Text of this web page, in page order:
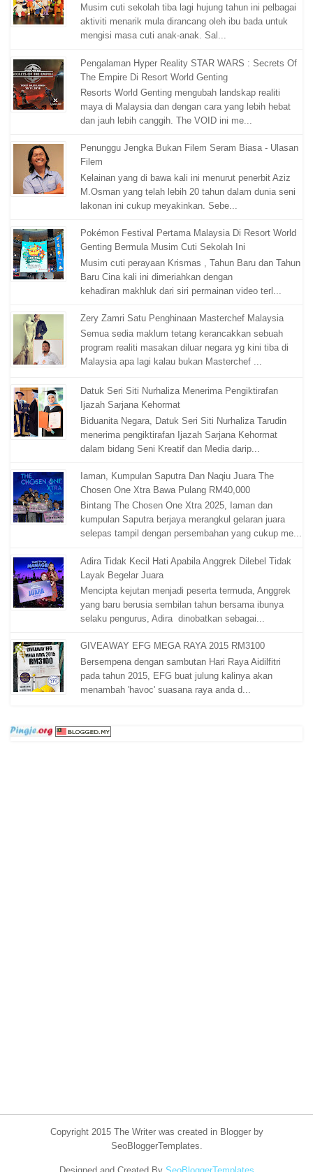
Musim cuti sekolah tiba lagi hujung tahun ini pelbagai
aktiviti menarik mula dirancang oleh ibu bada untuk
mengisi masa cuti anak-anak. Sal...
Pengalaman Hyper Reality STAR WARS : Secrets Of
The Empire Di Resort World Genting
Resorts World Genting mengubah landskap realiti
maya di Malaysia dan dengan cara yang lebih hebat
dan jauh lebih canggih. The VOID ini me...
Penunggu Jengka Bukan Filem Seram Biasa - Ulasan
Filem
Kelainan yang di bawa kali ini menurut penerbit Aziz
M.Osman yang telah lebih 20 tahun dalam dunia seni
lakonan ini cukup meyakinkan. Sebe...
Pokémon Festival Pertama Malaysia Di Resort World
Genting Bermula Musim Cuti Sekolah Ini
Musim cuti perayaan Krismas , Tahun Baru dan Tahun
Baru Cina kali ini dimeriahkan dengan
kehadiran makhluk dari siri permainan video terl...
Zery Zamri Satu Penghinaan Masterchef Malaysia
Semua sedia maklum tetang kerancakkan sebuah
program realiti masakan diluar negara yg kini tiba di
Malaysia apa lagi kalau bukan Masterchef ...
Datuk Seri Siti Nurhaliza Menerima Pengiktirafan
Ijazah Sarjana Kehormat
Biduanita Negara, Datuk Seri Siti Nurhaliza Tarudin
menerima pengiktirafan Ijazah Sarjana Kehormat
dalam bidang Seni Kreatif dan Media darip...
Iaman, Kumpulan Saputra Dan Naqiu Juara The
Chosen One Xtra Bawa Pulang RM40,000
Bintang The Chosen One Xtra 2025, Iaman dan
kumpulan Saputra berjaya merangkul gelaran juara
selepas tampil dengan persembahan yang cukup me...
Adira Tidak Kecil Hati Apabila Anggrek Dilebel Tidak
Layak Begelar Juara
Mencipta kejutan menjadi peserta termuda, Anggrek
yang baru berusia sembilan tahun bersama ibunya
selaku pengurus, Adira dinobatkan sebagai...
GIVEAWAY EFG MEGA RAYA 2015 RM3100
Bersempena dengan sambutan Hari Raya Aidilfitri
pada tahun 2015, EFG buat julung kalinya akan
menambah 'havoc' suasana raya anda d...
Copyright 2015 The Writer was created in Blogger by
SeoBloggerTemplates.